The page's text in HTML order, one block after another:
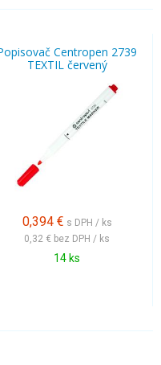
Centropen 2739
TEXTIL červený
0,394 € s DPH / ks
0,32 € bez DPH / ks
14 ks